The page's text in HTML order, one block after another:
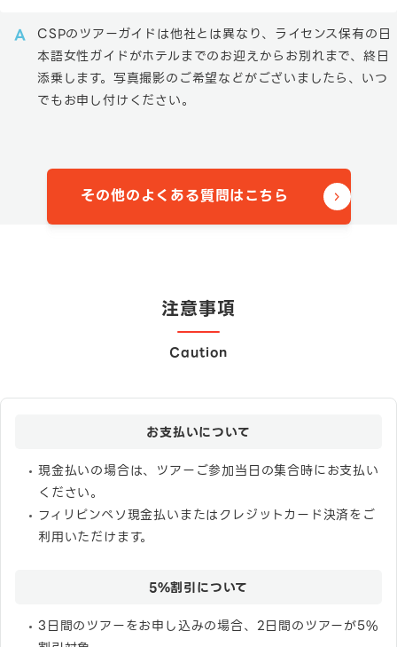
CSPのツアーガイドは他社とは異なり、ライセンス保有の日
本語女性ガイドがホテルまでのお迎えからお別れまで、終日
添乗します。写真撮影のご希望などがございましたら、いつ
でもお申し付けください。
その他のよくある質問はこちら
注意事項
Caution
お支払いについて
現金払いの場合は、ツアーご参加当日の集合時にお支払い
ください。
フィリピンペソ現金払いまたはクレジットカード決済をご
利用いただけます。
5%割引について
3日間のツアーをお申し込みの場合、2日間のツアーが5%